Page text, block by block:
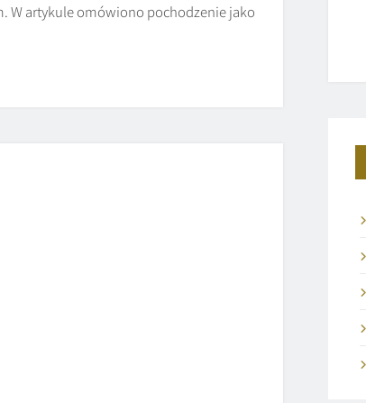
W artykule omówiono pochodzenie jako